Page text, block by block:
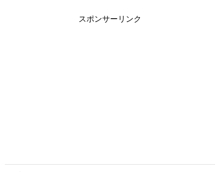
スポンサーリンク